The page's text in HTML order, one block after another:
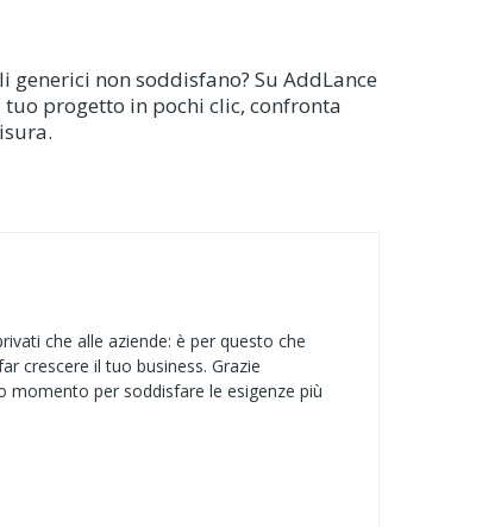
non soddisfano? Su AddLance
progetto in pochi clic, confronta
che alle aziende: è per questo che
crescere il tuo business. Grazie
momento per soddisfare le esigenze più